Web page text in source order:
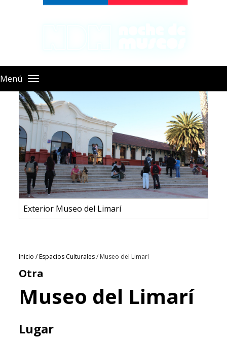
Menú
Exterior Museo del Limarí
Ruta
de
navegación
Inicio Espacios Culturales Museo del Limarí
Otra
Museo del Limarí
Lugar